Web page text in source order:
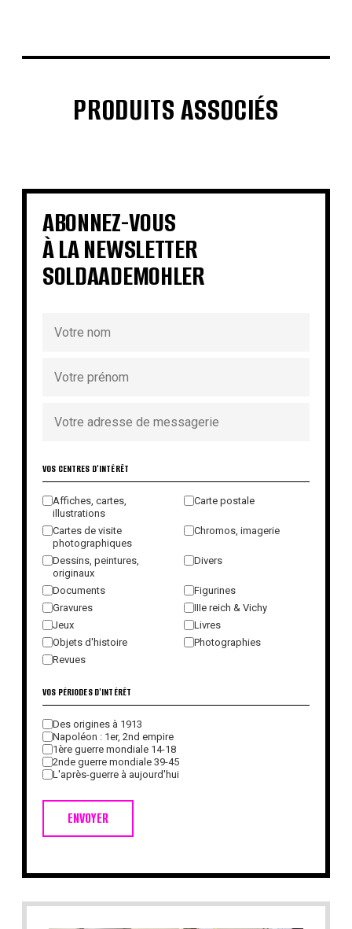
PRODUITS ASSOCIÉS
€ €
€ € €
€ €
ABONNEZ-VOUS
À LA NEWSLETTER
SOLDAADEMOHLER
VOS CENTRES D'INTÉRÊT
Affiches, cartes,
illustrations
Carte postale
Cartes de visite
photographiques
Chromos, imagerie
Dessins, peintures,
originaux
Divers
Documents
Figurines
Gravures
IIIe reich & Vichy
Jeux
Livres
Objets d'histoire
Photographies
Revues
ENVOYER
VOS PÉRIODES D'INTÉRÊT
Des origines à 1913
Napoléon : 1er, 2nd empire
1ère guerre mondiale 14-18
2nde guerre mondiale 39-45
L'après-guerre à aujourd'hui